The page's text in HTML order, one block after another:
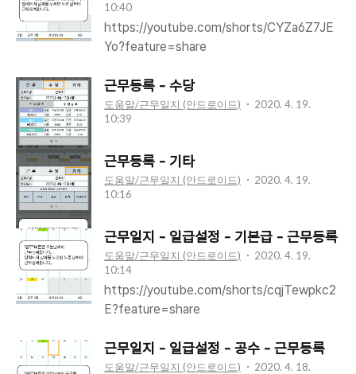
10:40
https://youtube.com/shorts/CYZa6Z7JE
Yo?feature=share
근무등록 - 수당
도움말/근무일지 (안드로이드)
2020. 4. 19.
10:39
근무등록 - 기타
도움말/근무일지 (안드로이드)
2020. 4. 19.
10:16
근무일지 - 일급설정 - 기본급 - 근무등록
도움말/근무일지 (안드로이드)
2020. 4. 19.
10:14
https://youtube.com/shorts/cqjTewpkc2
E?feature=share
근무일지 - 일급설정 - 공수 - 근무등록
도움말/근무일지 (안드로이드)
2020. 4. 18.